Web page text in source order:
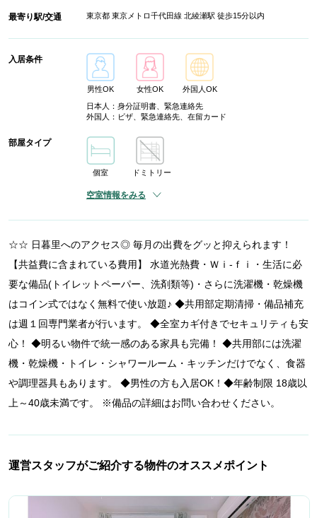
最寄り駅/交通 東京都 東京メトロ千代田線 北綾瀬駅 徒歩15分以内
入居条件
男性OK 女性OK
外国人OK
日本人：身分証明書、緊急連絡先
外国人：ビザ、緊急連絡先、在留カード
部屋タイプ
個室 ドミトリー
空室情報をみる
☆☆ 日暮里へのアクセス◎ 毎月の出費をグッと抑えられます！
【共益費に含まれている費用】 水道光熱費・Ｗｉ-ｆｉ・生活に必
要な備品(トイレットペーパー、洗剤類等)・さらに洗濯機・乾燥機
はコイン式ではなく無料で使い放題♪ ◆共用部定期清掃・備品補充
は週１回専門業者が行います。 ◆全室カギ付きでセキュリティも安
心！ ◆明るい物件で統一感のある家具も完備！ ◆共用部には洗濯
機・乾燥機・トイレ・シャワールーム・キッチンだけでなく、食器
や調理器具もあります。 ◆男性の方も入居OK！◆年齢制限 18歳以
上～40歳未満です。 ※備品の詳細はお問い合わせください。
運営スタッフがご紹介する物件のオススメポイント